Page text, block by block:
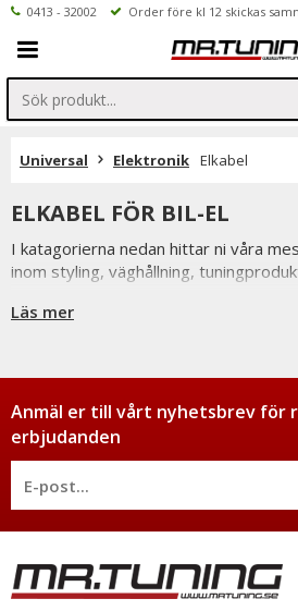
0413 - 32002 Order före kl 12 skickas
Universal Elektronik Elkabel
ELKABEL FÖR BIL-EL
I katagorierna nedan hittar ni våra
inom styling, väghållning,
Är det något som du funderar över
Läs mer
Anmäl er till vårt nyhetsbrev för
erbjudanden